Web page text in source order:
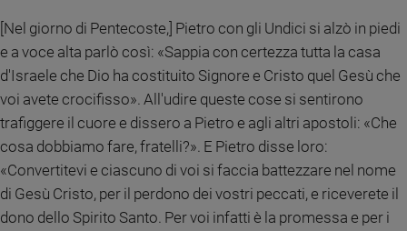
Santi
Devozione
fede
Parola
del
giorno
Santo
del
giorno
[Nel giorno di Pentecoste,] Pietro con gli Undici si alzò in piedi
e a voce alta parlò così: «Sappia con certezza tutta la casa
d'Israele che Dio ha costituito Signore e Cristo quel Gesù che
voi avete crocifisso». All'udire queste cose si sentirono
trafiggere il cuore e dissero a Pietro e agli altri apostoli: «Che
cosa dobbiamo fare, fratelli?». E Pietro disse loro:
«Convertitevi e ciascuno di voi si faccia battezzare nel nome
di Gesù Cristo, per il perdono dei vostri peccati, e riceverete il
dono dello Spirito Santo. Per voi infatti è la promessa e per i